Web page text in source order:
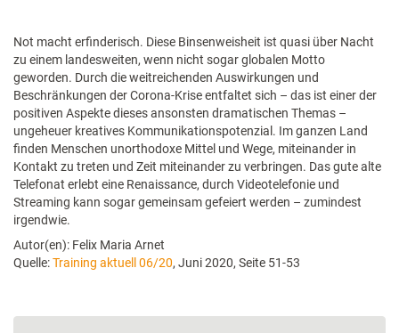
Not macht erfinderisch. Diese Binsenweisheit ist quasi über Nacht
zu einem landesweiten, wenn nicht sogar globalen Motto
geworden. Durch die weitreichenden Auswirkungen und
Beschränkungen der Corona-Krise entfaltet sich – das ist einer der
positiven Aspekte dieses ansonsten dramatischen Themas –
ungeheuer kreatives Kommunikationspotenzial. Im ganzen Land
finden Menschen unorthodoxe Mittel und Wege, miteinander in
Kontakt zu treten und Zeit miteinander zu verbringen. Das gute alte
Telefonat erlebt eine Renaissance, durch Videotelefonie und
Streaming kann sogar gemeinsam gefeiert werden – zumindest
irgendwie.
Autor(en): Felix Maria Arnet
Quelle:Training aktuell 06/20, Juni 2020, Seite 51-53